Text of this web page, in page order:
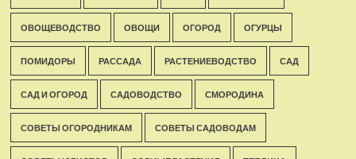
ОВОЩЕВОДСТВО ОВОЩИ ОГОРОД ОГУРЦЫ
ПОМИДОРЫ РАССАДА РАСТЕНИЕВОДСТВО САД
САД И ОГОРОД САДОВОДСТВО СМОРОДИНА
СОВЕТЫ ОГОРОДНИКАМ СОВЕТЫ САДОВОДАМ